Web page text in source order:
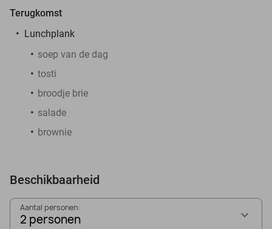
Terugkomst
Lunchplank
soep van de dag
tosti
broodje brie
salade
brownie
Beschikbaarheid
Aantal personen:
2 personen